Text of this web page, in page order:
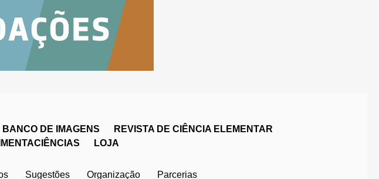
BANCO DE IMAGENS
REVISTA DE CIÊNCIA ELEMENTAR
LOJA
Sugestões Organização Parcerias